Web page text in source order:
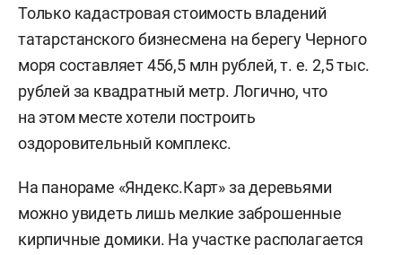
ООО «Альгор-Недвижимость».
Только кадастровая стоимость владений
татарстанского бизнесмена на берегу Черного
моря составляет 456,5 млн рублей, т. е. 2,5 тыс.
рублей за квадратный метр. Логично, что
на этом месте хотели построить
оздоровительный комплекс.
На панораме «Яндекс.Карт» за деревьями
можно увидеть лишь мелкие заброшенные
кирпичные домики. На участке располагается